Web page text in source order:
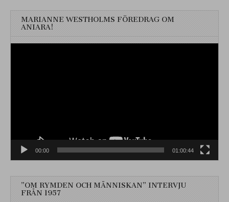
MARIANNE WESTHOLMS FÖREDRAG OM
ANIARA!
00:00 01:00:44
”OM RYMDEN OCH MÄNNISKAN” INTERVJU
FRÅN 1957